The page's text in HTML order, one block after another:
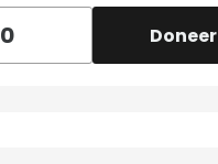
Doneer